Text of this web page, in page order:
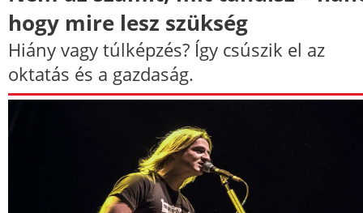
hogy mire lesz szükség
Hiány vagy túlképzés? Így csúszik el az
oktatás és a gazdaság.